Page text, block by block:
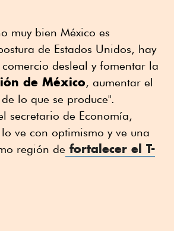
muy bien México es
de Estados Unidos, hay
desleal y fomentar la
de México, aumentar el
lo que se produce".
secretario de Economía,
ve con optimismo y ve una
región de fortalecer el T-